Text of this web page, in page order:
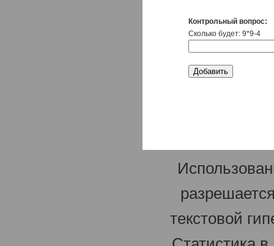
Контрольный вопрос:
Сколько будет: 9*9-4
текстовой